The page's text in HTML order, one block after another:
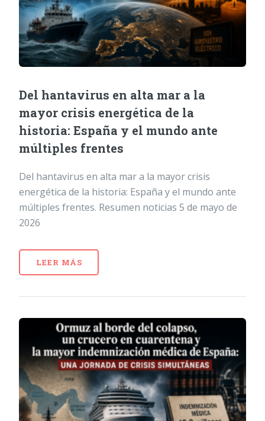
Del hantavirus en alta mar a la
mayor crisis energética de la
historia: España y el mundo ante
múltiples frentes
Del hantavirus en alta mar a la mayor crisis
energética de la historia: España y el mundo ante
múltiples frentes. Resumen noticias 5 de mayo de
2026
LEER MÁS